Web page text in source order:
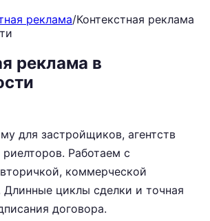
реклама/Контекстная реклама
реклама в
для застройщиков, агентств
Работаем с
коммерческой
циклы сделки и точная
договора.